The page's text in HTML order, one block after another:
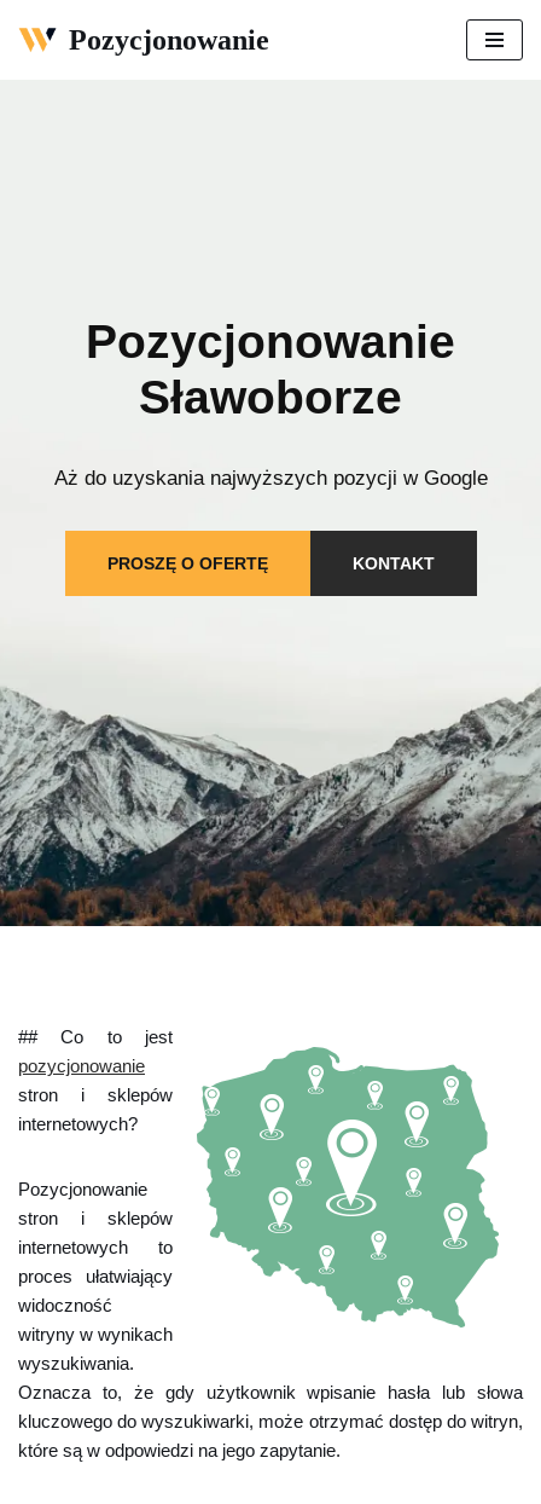
Pozycjonowanie
Pozycjonowanie
Sławoborze
Aż do uzyskania najwyższych pozycji w Google
PROSZĘ O OFERTĘ KONTAKT
## Co to jest
pozycjonowanie
stron i sklepów
internetowych?
Pozycjonowanie
stron i sklepów
internetowych to
proces ułatwiający
widoczność
witryny w wynikach
wyszukiwania.
Oznacza to, że gdy użytkownik wpisanie hasła lub słowa
kluczowego do wyszukiwarki, może otrzymać dostęp do witryn,
które są w odpowiedzi na jego zapytanie.